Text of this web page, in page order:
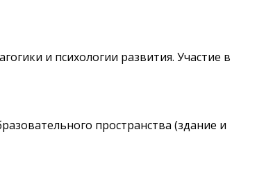
и психологии развития. Участие в
пространства (здание и